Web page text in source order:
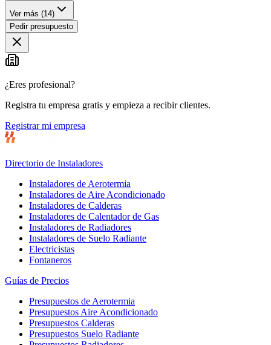
Ver más (14)
Pedir presupuesto
¿Eres profesional?
Registra tu empresa gratis y empieza a recibir clientes.
Registrar mi empresa
Directorio de Instaladores
Instaladores de Aerotermia
Instaladores de Aire Acondicionado
Instaladores de Calderas
Instaladores de Calentador de Gas
Instaladores de Radiadores
Instaladores de Suelo Radiante
Electricistas
Fontaneros
Guías de Precios
Presupuestos de Aerotermia
Presupuestos Aire Acondicionado
Presupuestos Calderas
Presupuestos Suelo Radiante